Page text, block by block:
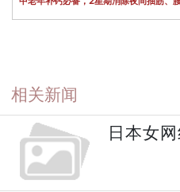
相关新闻
日本女